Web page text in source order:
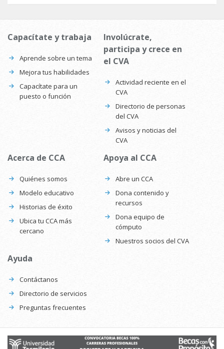
Capacítate y trabaja
Aprende sobre un tema
Mejora tus habilidades
Capacítate para un
puesto o función
Involúcrate,
participa y crece en
el CVA
Actividad reciente en el
CVA
Directorio de personas
del CVA
Avisos y noticias del
CVA
Acerca de CCA
Quiénes somos
Modelo educativo
Historias de éxito
Ubica tu CCA más
cercano
Apoya al CCA
Abre un CCA
Dona contenido y
recursos
Dona equipo de
cómputo
Nuestros socios del CVA
Ayuda
Contáctanos
Directorio de servicios
Preguntas frecuentes